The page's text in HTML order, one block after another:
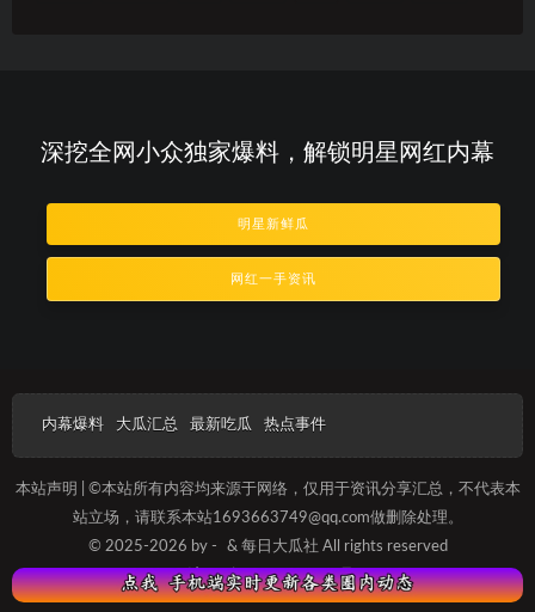
深挖全网小众独家爆料，解锁明星网红内幕
明星新鲜瓜
网红一手资讯
内幕爆料 大瓜汇总 最新吃瓜 热点事件
本站声明 | ©本站所有内容均来源于网络，仅用于资讯分享汇总，不代表本
站立场，请联系本站1693663749@qq.com做删除处理。
© 2025-2026 by -
& 每日大瓜社 All rights reserved
沪ICP备2025012091号